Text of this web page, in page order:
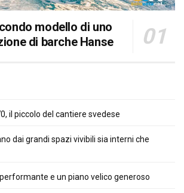
modello di uno
di barche Hanse
il piccolo del cantiere svedese
dai grandi spazi vivibili sia interni che
e un piano velico generoso